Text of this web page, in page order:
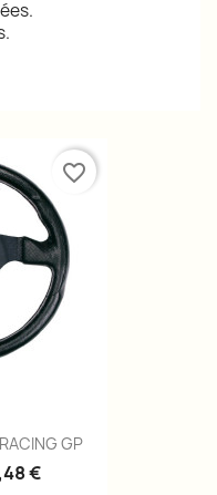
GP
€
favorite_border